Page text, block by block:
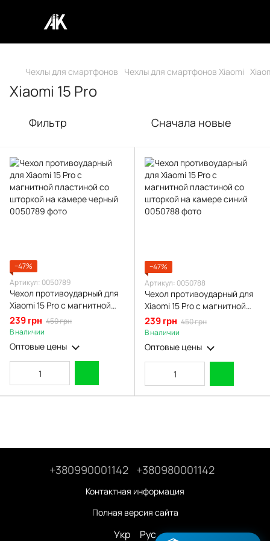
Чехлы для смартфонов Чехлы для смартфонов Xiaomi
Xiaomi 15 Pro
Фильтр Сначала новые
−47%
Артикул: 0050789
Чехол противоударный для
Xiaomi 15 Pro с магнитной
пластиной со шторкой на
камере черный
239 грн 450 грн
В наличии
Оптовые цены
−47%
Артикул: 0050788
Чехол противоударный для
Xiaomi 15 Pro с магнитной
пластиной со шторкой на
камере синий
239 грн 450 грн
В наличии
Оптовые цены
+380990001142 +380980001142
Контактная информация
Полная версия сайта
Укр Рус